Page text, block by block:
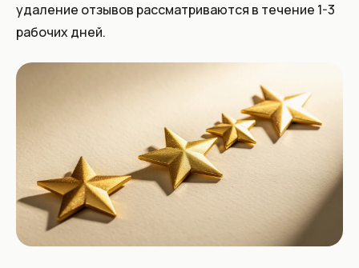
удаление отзывов рассматриваются в течение 1-3
рабочих дней.